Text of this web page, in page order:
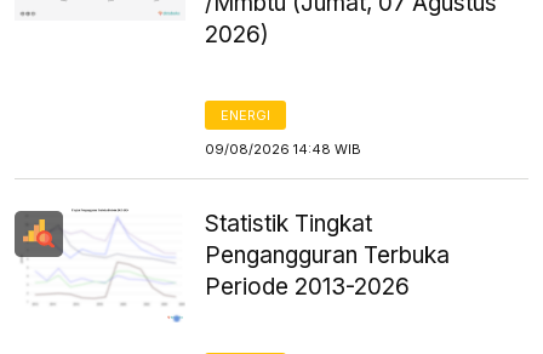
2026)
ENERGI
09/08/2026 14:48 WIB
Statistik Tingkat
Pengangguran Terbuka
Periode 2013-2026